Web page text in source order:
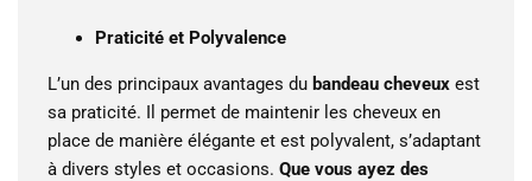
Praticité et Polyvalence
L’un des principaux avantages du bandeau cheveux est
sa praticité. Il permet de maintenir les cheveux en
place de manière élégante et est polyvalent, s’adaptant
à divers styles et occasions. Que vous ayez des